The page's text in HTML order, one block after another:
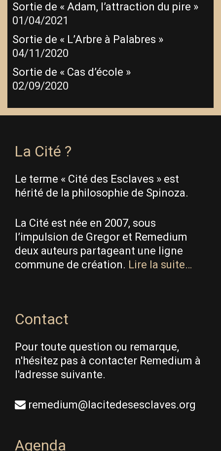
Sortie de « Adam, l’attraction du pire »
01/04/2021
Sortie de « L’Arbre à Palabres »
04/11/2020
Sortie de « Cas d’école »
02/09/2020
La Cité ?
Le terme « Cité des Esclaves » est
hérité de la philosophie de Spinoza.
La Cité est née en 2007, sous
l’impulsion de Gregor et Remedium
deux auteurs partageant une ligne
commune de création. Lire la suite…
Contact
Pour toute question ou remarque,
n'hésitez pas à contacter Remedium à
l'adresse suivante.
remedium@lacitedesesclaves.org
Agenda